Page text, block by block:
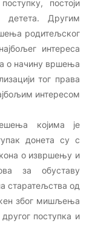
постоји
детета. Другим
родитељског
интереса
о начину вршења
тог права
интересом
којима је
донета су с
о извршењу и
за обуставу
старатељства од
због мишљења
поступка и